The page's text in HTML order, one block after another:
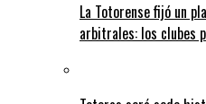
La Totorense fijó un
arbitrales: los clubes